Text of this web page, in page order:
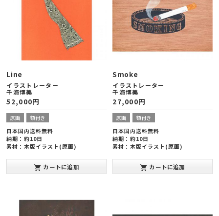
Line
イラストレーター
千海博美
52,000円
原画 額付き
日本国内送料無料
納期：約10日
素材：木版イラスト(原画)
み20mm(半切版)
発表年：2013年10月
shopping_cart カートに追加
Smoke
イラストレーター
千海博美
27,000円
原画 額付き
日本国内送料無料
納期：約10日
素材：木版イラスト(原画)
み20mm(インチ版)
発表年：2013年10月
shopping_cart カートに追加